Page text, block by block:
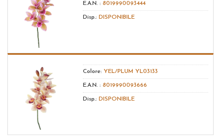
E.A.N. : 8019990093444
Disp.: DISPONIBILE
Colore: YEL/PLUM YL03133
E.A.N. : 8019990093666
Disp.: DISPONIBILE